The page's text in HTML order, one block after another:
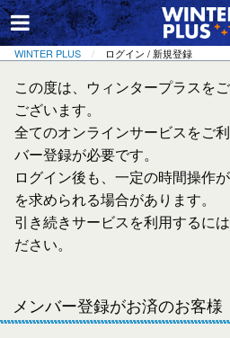
WINTER PLUS ログイン / 新規登録
この度は、ウィンタープラスを
ございます。
全てのオンラインサービスをご
バー登録が必要です。
ログイン後も、一定の時間操作
を求められる場合があります。
引き続きサービスを利用するに
ださい。
メンバー登録がお済のお客様